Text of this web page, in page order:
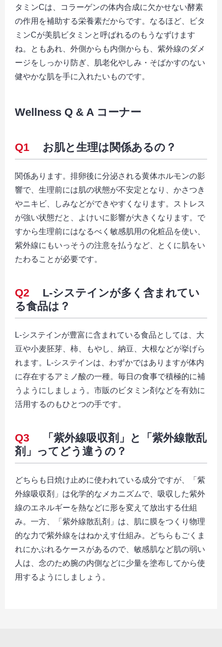
タミンCは、コラーゲンの体内合成に欠かせない酵素
の作用を補助する栄養素だからです。なるほど、ビタ
ミンCが美肌ビタミンと呼ばれるのもうなずけます
ね。ともあれ、外側からも内側からも、紫外線のダメ
ージをしっかり防ぎ、肌老化やしみ・そばかすのない
健やかな肌を手に入れたいものです。
Wellness Q & A コーナー
Q1 お肌と生理は関係あるの？
関係あります。排卵後に分泌される黄体ホルモンの影
響で、生理前には肌の状態が不安定となり、かさつき
やニキビ、しみなどができやすくなります。ストレス
が強い状態だと、よけいに影響が大きくなります。で
すから生理前にはなるべく敏感肌用の化粧品を使い、
紫外線にもいっそうの注意を払うなど、とくに肌をい
たわることが必要です。
Q2
L-システインが多く含まれてい
る食品は？
L-システインが豊富に含まれている食品としては、大
豆や小麦胚芽、柿、もやし、納豆、大根などが挙げら
れます。L-システインは、わずかではありますが体内
に存在するアミノ酸の一種。毎日の食事で積極的に補
うようにしましょう。市販のビタミン剤などを有効に
活用するのもひとつの手です。
Q3
「紫外線吸収剤」と「紫外線散乱
剤」ってどう違うの？
どちらも日焼け止めに使われている成分ですが、「紫
外線吸収剤」は化学的なメカニズムで、吸収した紫外
線のエネルギーを熱などに形を変えて放出する仕組
み。一方、「紫外線散乱剤」は、肌に膜をつくり物理
的な力で紫外線をはねかえす仕組み。どちらもごくま
れにかぶれるケースがあるので、敏感肌など肌の弱い
人は、念のため腕の内側などに少量を塗布してから使
用するようにしましょう。